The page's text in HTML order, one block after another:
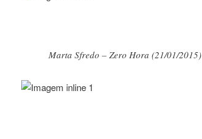
Marta Sfredo – Zero Hora (21/01/2015)